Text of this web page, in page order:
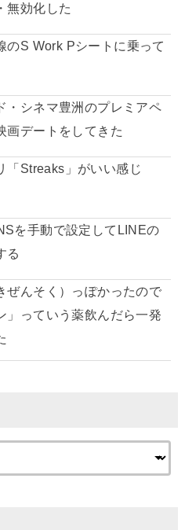
無効化した
のS Work Pシートに乗って
・シネマ豊洲のプレミアペ
画デートをしてきた
「Streaks」がいい感じ
を手動で設定してLINEの
る
ぜんそく）っぽかったので
」っていう薬飲んだら一発